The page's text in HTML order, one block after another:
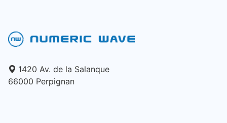
1420 Av. de la Salanque
66000 Perpignan